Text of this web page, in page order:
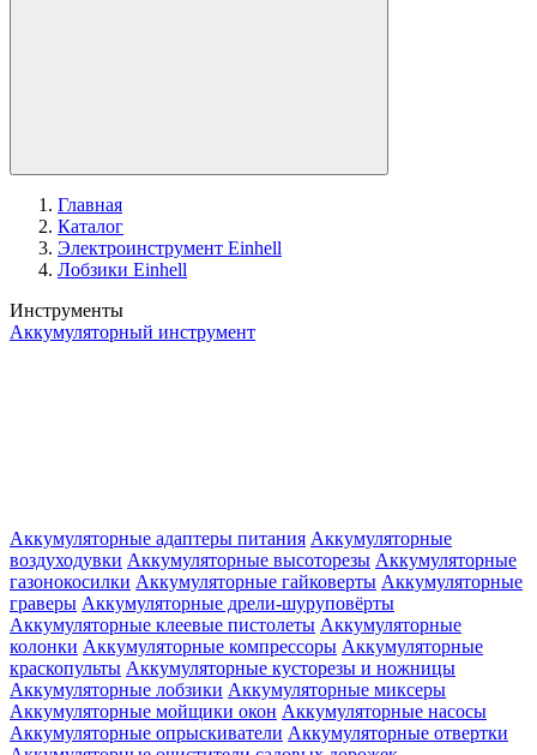
Главная
Каталог
Электроинструмент Einhell
Лобзики Einhell
Инструменты
Аккумуляторный инструмент
Аккумуляторные адаптеры питания Аккумуляторные
воздуходувки Аккумуляторные высоторезы Аккумуляторные
газонокосилки Аккумуляторные гайковерты Аккумуляторные
граверы Аккумуляторные дрели-шуруповёрты
Аккумуляторные клеевые пистолеты Аккумуляторные
колонки Аккумуляторные компрессоры Аккумуляторные
краскопульты Аккумуляторные кусторезы и ножницы
Аккумуляторные лобзики Аккумуляторные миксеры
Аккумуляторные мойщики окон Аккумуляторные насосы
Аккумуляторные опрыскиватели Аккумуляторные отвертки